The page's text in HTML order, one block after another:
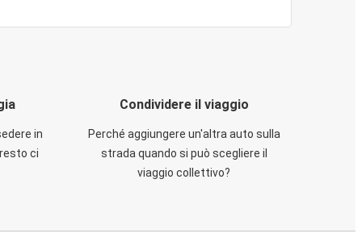
in
ci
Condividere il viaggio
Perché aggiungere un'altra auto sulla
strada quando si può scegliere il
viaggio collettivo?